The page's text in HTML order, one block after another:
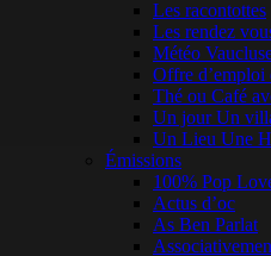
Les racontottes
Les rendez
Météo
Offre d’emploi
Thé ou Café
Un jour Un
Un Lieu Une
Émissions
100% Pop
Actus d’oc
As Ben Parlat